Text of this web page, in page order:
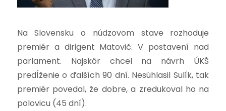
Na Slovensku o núdzovom stave rozhoduje
premiér a dirigent Matovič. V postavení nad
parlament. Najskôr chcel na návrh ÚKŠ
predĺženie o ďalších 90 dní. Nesúhlasil Sulík, tak
premiér povedal, že dobre, a zredukoval ho na
polovicu (45 dní).